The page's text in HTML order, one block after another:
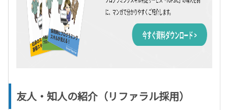
友人・知人の紹介（リファラル採用）